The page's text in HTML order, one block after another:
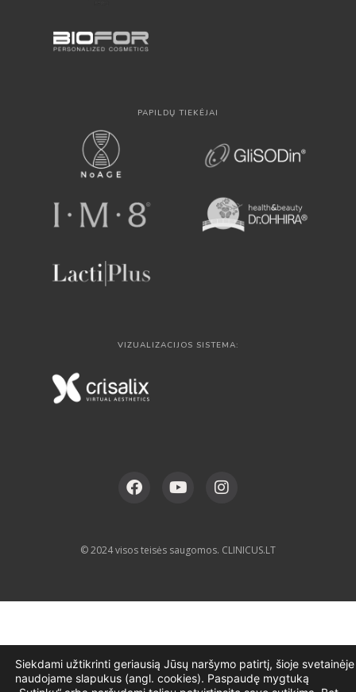
PAPILDŲ TIEKĖJAI
VIZUALIZACIJOS SISTEMA:
© 2024 visos teisės saugomos. CLINICUS.LT
Siekdami užtikrinti geriausią Jūsų naršymo patirtį, šioje svetainėje
naudojame slapukus (angl. cookies). Paspaudę mygtuką